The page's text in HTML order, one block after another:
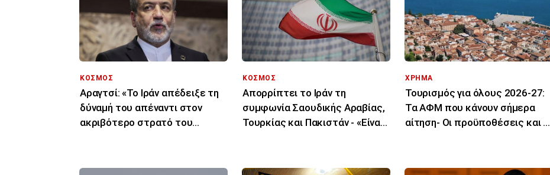
ΚΟΣΜΟΣ
Αραγτσί: «Το Ιράν απέδειξε τη
δύναμή του απέναντι στον
ακριβότερο στρατό του
ΚΟΣΜΟΣ
Απορρίπτει το Ιράν τη
συμφωνία Σαουδικής Αραβίας,
Τουρκίας και Πακιστάν - «Είναι
ΧΡΗΜΑ
Τουρισμός για όλους 2026-27:
Τα ΑΦΜ που κάνουν σήμερα
αίτηση- Οι προϋποθέσεις και οι